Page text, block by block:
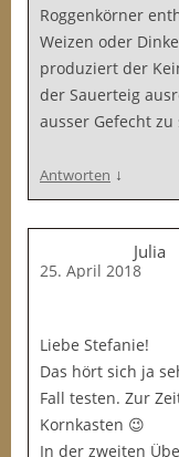
Roggenkörner
Weizen oder
produziert der
der Sauerteig
ausser Gefecht
Antworten ↓
Julia
25. April 2018
Liebe Stefanie!
Das hört sich ja
Fall testen. Zur
Kornkasten 😉
In der zweiten